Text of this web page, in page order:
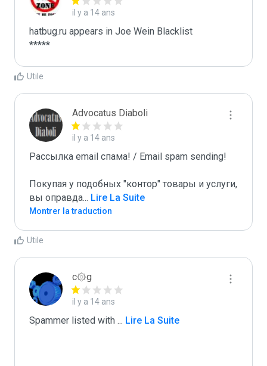
il y a 14 ans
hatbug.ru appears in Joe Wein Blacklist
*****
Utile
Advocatus Diaboli
il y a 14 ans
Рассылка email спама! / Email spam sending!
Покупая у подобных "контор" товары и услуги,
вы оправда... Lire La Suite
Montrer la traduction
Utile
c۞g
il y a 14 ans
Spammer listed with ... Lire La Suite